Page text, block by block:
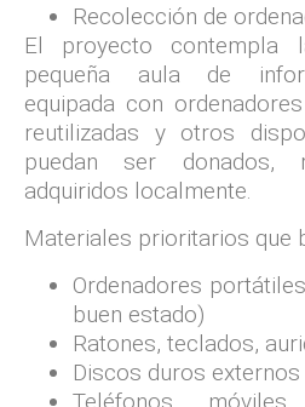
Recolección de
El proyecto contempla
pequeña aula de
equipada con
reutilizadas y otros
puedan ser donados,
adquiridos localmente.
Materiales prioritarios que
Ordenadores
buen estado)
Ratones, teclados,
Discos duros externos
Teléfonos